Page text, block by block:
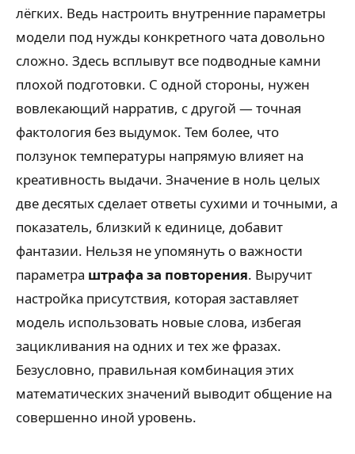
лёгких. Ведь настроить внутренние параметры
модели под нужды конкретного чата довольно
сложно. Здесь всплывут все подводные камни
плохой подготовки. С одной стороны, нужен
вовлекающий нарратив, с другой — точная
фактология без выдумок. Тем более, что
ползунок температуры напрямую влияет на
креативность выдачи. Значение в ноль целых
две десятых сделает ответы сухими и точными, а
показатель, близкий к единице, добавит
фантазии. Нельзя не упомянуть о важности
параметра штрафа за повторения. Выручит
настройка присутствия, которая заставляет
модель использовать новые слова, избегая
зацикливания на одних и тех же фразах.
Безусловно, правильная комбинация этих
математических значений выводит общение на
совершенно иной уровень.